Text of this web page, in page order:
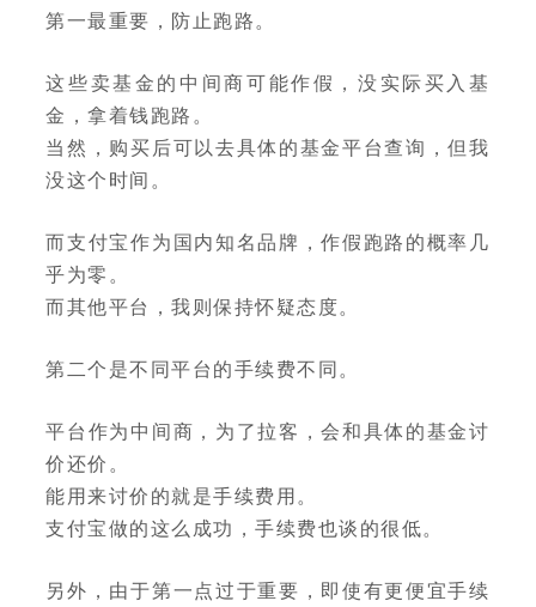
第一最重要，防止跑路。
这些卖基金的中间商可能作假，没实际买入基
金，拿着钱跑路。
当然，购买后可以去具体的基金平台查询，但我
没这个时间。
而支付宝作为国内知名品牌，作假跑路的概率几
乎为零。
而其他平台，我则保持怀疑态度。
第二个是不同平台的手续费不同。
平台作为中间商，为了拉客，会和具体的基金讨
价还价。
能用来讨价的就是手续费用。
支付宝做的这么成功，手续费也谈的很低。
另外，由于第一点过于重要，即使有更便宜手续